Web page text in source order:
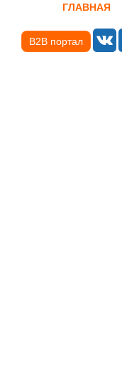
ГЛАВНАЯ
B2B портал